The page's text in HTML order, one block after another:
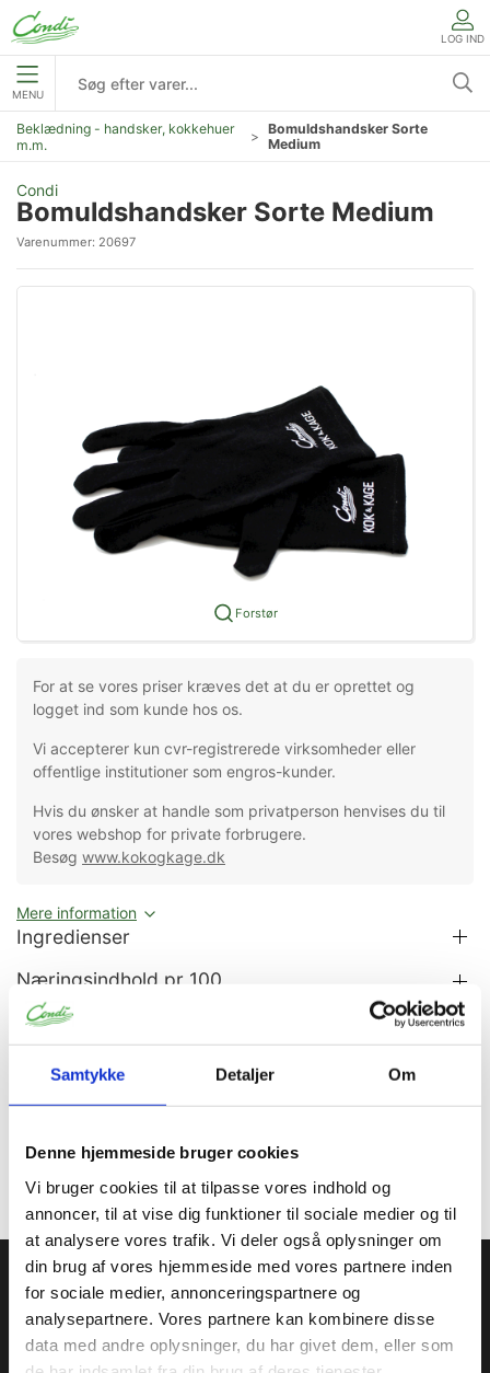
Samtykke Detaljer Om
Denne hjemmeside bruger cookies
Vi bruger cookies til at tilpasse vores indhold og
annoncer, til at vise dig funktioner til sociale medier og til
at analysere vores trafik. Vi deler også oplysninger om
din brug af vores hjemmeside med vores partnere inden
for sociale medier, annonceringspartnere og
analysepartnere. Vores partnere kan kombinere disse
data med andre oplysninger, du har givet dem, eller som
LOG IND
MENU
Beklædning - handsker, kokkehuer
m.m.
Bomuldshandsker Sorte
Medium
Condi
Bomuldshandsker Sorte Medium
Varenummer: 20697
Forstør
For at se vores priser kræves det at du er oprettet og
logget ind som kunde hos os.
Vi accepterer kun cvr-registrerede virksomheder eller
offentlige institutioner som engros-kunder.
Hvis du ønsker at handle som privatperson henvises du til
vores webshop for private forbrugere.
Besøg www.kokogkage.dk
Mere information
Ingredienser
Næringsindhold pr 100
Allergener
Toldtarif nr. 40151900
Condi ApS
Condi leverer idag et bredt sortiment af
conditorivarer/emballage til Konditorier, Konfekture, Hotel &
Restaurationsbranchen.